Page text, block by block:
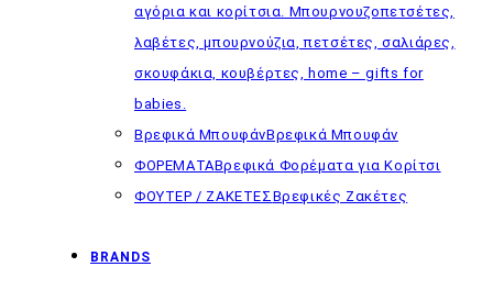
αγόρια και κορίτσια. Μπουρνουζοπετσέτες,
λαβέτες, μπουρνούζια, πετσέτες, σαλιάρες,
σκουφάκια, κουβέρτες, home – gifts for
babies.
Βρεφικά ΜπουφάνΒρεφικά Μπουφάν
ΦΟΡΕΜΑΤΑΒρεφικά Φορέματα για Κορίτσι
ΦΟΥΤΕΡ / ΖΑΚΕΤΕΣΒρεφικές Ζακέτες
BRANDS